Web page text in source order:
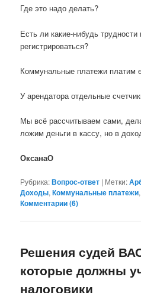
Где это надо делать?
Есть ли какие-нибудь
регистрироваться?
Коммунальные платежи платим
У арендатора отдельные
Мы всё рассчитываем сами,
ложим деньги в кассу, но в
ОксанаО
Рубрика:Вопрос-ответ | Метки:
Доходы,Коммунальные платежи
Комментарии (6)
Решения судей
которые должны
налоговики